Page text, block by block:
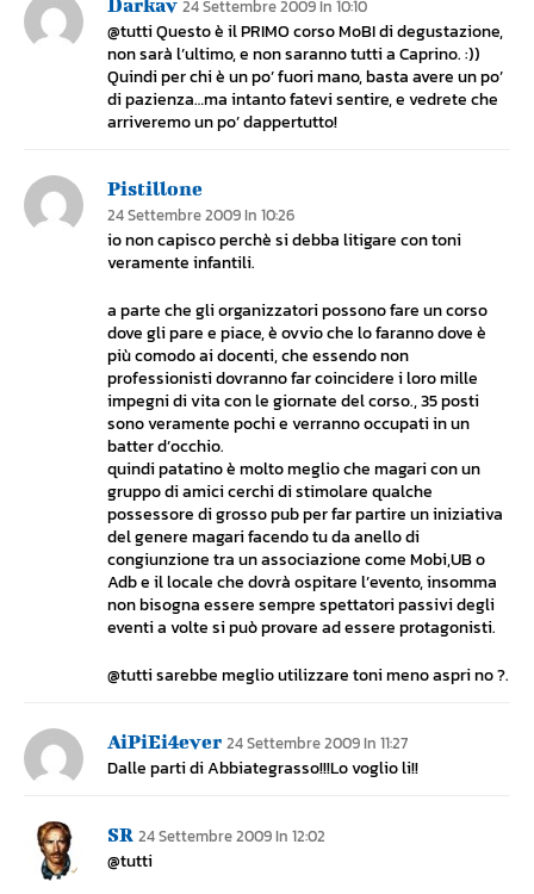
24 Settembre 2009 In 10:10
@tutti Questo è il PRIMO corso MoBI di degustazione,
non sarà l’ultimo, e non saranno tutti a Caprino. :))
Quindi per chi è un po’ fuori mano, basta avere un po’
di pazienza…ma intanto fatevi sentire, e vedrete che
arriveremo un po’ dappertutto!
Pistillone
24 Settembre 2009 In 10:26
io non capisco perchè si debba litigare con toni
veramente infantili.
a parte che gli organizzatori possono fare un corso
dove gli pare e piace, è ovvio che lo faranno dove è
più comodo ai docenti, che essendo non
professionisti dovranno far coincidere i loro mille
impegni di vita con le giornate del corso., 35 posti
sono veramente pochi e verranno occupati in un
batter d’occhio.
quindi patatino è molto meglio che magari con un
gruppo di amici cerchi di stimolare qualche
possessore di grosso pub per far partire un iniziativa
del genere magari facendo tu da anello di
congiunzione tra un associazione come Mobi,UB o
Adb e il locale che dovrà ospitare l’evento, insomma
non bisogna essere sempre spettatori passivi degli
eventi a volte si può provare ad essere protagonisti.
@tutti sarebbe meglio utilizzare toni meno aspri no ?.
AiPiEi4ever 24 Settembre 2009 In 11:27
Dalle parti di Abbiategrasso!!!Lo voglio li!!
SR 24 Settembre 2009 In 12:02
@tutti